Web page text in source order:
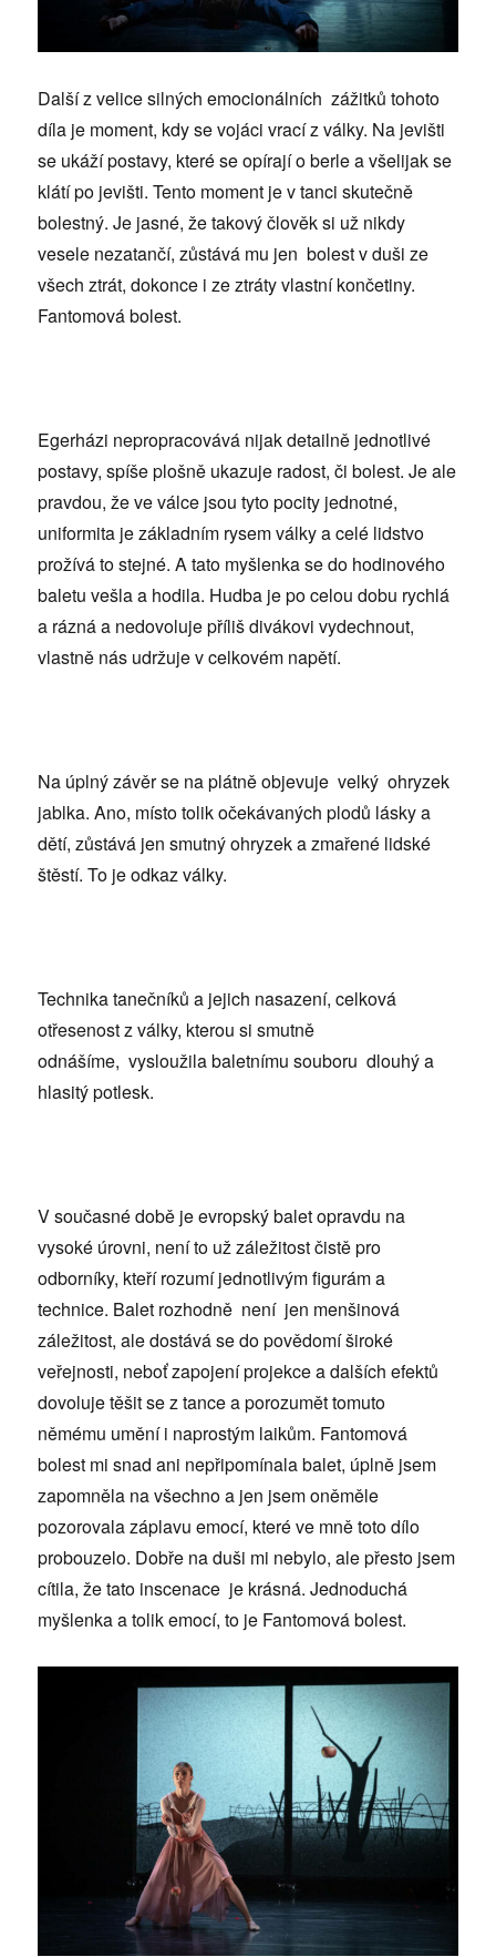
Další z velice silných emocionálních zážitků tohoto
díla je moment, kdy se vojáci vrací z války. Na jevišti
se ukáží postavy, které se opírají o berle a všelijak se
klátí po jevišti. Tento moment je v tanci skutečně
bolestný. Je jasné, že takový člověk si už nikdy
vesele nezatančí, zůstává mu jen bolest v duši ze
všech ztrát, dokonce i ze ztráty vlastní končetiny.
Fantomová bolest.
Egerházi nepropracovává nijak detailně jednotlivé
postavy, spíše plošně ukazuje radost, či bolest. Je ale
pravdou, že ve válce jsou tyto pocity jednotné,
uniformita je základním rysem války a celé lidstvo
prožívá to stejné. A tato myšlenka se do hodinového
baletu vešla a hodila. Hudba je po celou dobu rychlá
a rázná a nedovoluje příliš divákovi vydechnout,
vlastně nás udržuje v celkovém napětí.
Na úplný závěr se na plátně objevuje velký ohryzek
jablka. Ano, místo tolik očekávaných plodů lásky a
dětí, zůstává jen smutný ohryzek a zmařené lidské
štěstí. To je odkaz války.
Technika tanečníků a jejich nasazení, celková
otřesenost z války, kterou si smutně
odnášíme, vysloužila baletnímu souboru dlouhý a
hlasitý potlesk.
V současné době je evropský balet opravdu na
vysoké úrovni, není to už záležitost čistě pro
odborníky, kteří rozumí jednotlivým figurám a
technice. Balet rozhodně není jen menšinová
záležitost, ale dostává se do povědomí široké
veřejnosti, neboť zapojení projekce a dalších efektů
dovoluje těšit se z tance a porozumět tomuto
němému umění i naprostým laikům. Fantomová
bolest mi snad ani nepřipomínala balet, úplně jsem
zapomněla na všechno a jen jsem oněměle
pozorovala záplavu emocí, které ve mně toto dílo
probouzelo. Dobře na duši mi nebylo, ale přesto jsem
cítila, že tato inscenace je krásná. Jednoduchá
myšlenka a tolik emocí, to je Fantomová bolest.